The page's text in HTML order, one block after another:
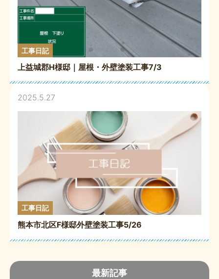
最新記事
工事日記
上益城郡H様邸｜屋根・外壁塗装工事7/3
2025.5.27
工事日記
熊本市北区F様邸外壁塗装工事5/26